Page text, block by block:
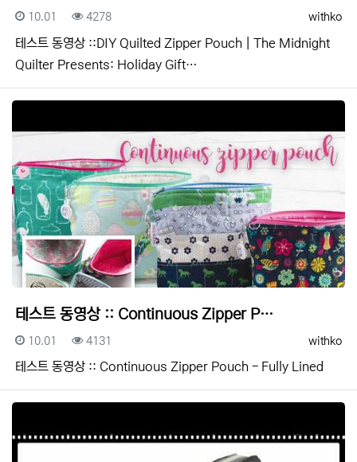
등록자
withko
등록일
10.01 조회
4278
테스트 동영상 ::DIY Quilted Zipper Pouch | The Midnight
Quilter Presents: Holiday Gift…
테스트 동영상 :: Continuous Zipper P…
등록자
withko
등록일
10.01 조회
4131
테스트 동영상 :: Continuous Zipper Pouch - Fully Lined